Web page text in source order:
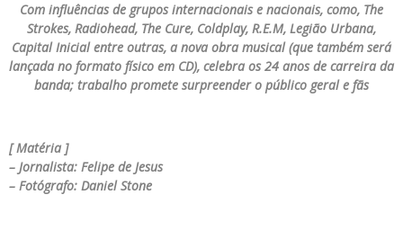
Com influências de grupos internacionais e nacionais, como, The
Strokes, Radiohead, The Cure, Coldplay, R.E.M, Legião Urbana,
Capital Inicial entre outras, a nova obra musical (que também será
lançada no formato físico em CD), celebra os 24 anos de carreira da
banda; trabalho promete surpreender o público geral e fãs
[ Matéria ]
– Jornalista: Felipe de Jesus
– Fotógrafo: Daniel Stone